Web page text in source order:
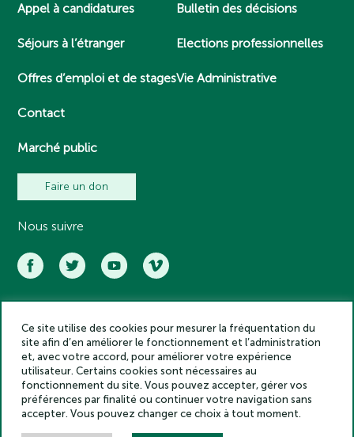
Appel à candidatures
Séjours à l’étranger
Offres d’emploi et de stages
Contact
Marché public
Bulletin des décisions
Elections professionnelles
Vie Administrative
Faire un don
Nous suivre
Académie des inscriptions et belles lettres – Tous droits réservés
2025
Politique de confidentialité
Mentions légales
Crédits
Gestion des cookies
Ce site utilise des cookies pour mesurer la fréquentation du
site afin d’en améliorer le fonctionnement et l’administration
et, avec votre accord, pour améliorer votre expérience
utilisateur. Certains cookies sont nécessaires au
fonctionnement du site. Vous pouvez accepter, gérer vos
préférences par finalité ou continuer votre navigation sans
accepter. Vous pouvez changer ce choix à tout moment.